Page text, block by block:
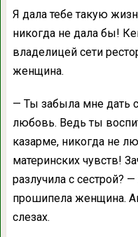
Я дала тебе такую
никогда не дала бы!
владелицей сети
женщина.
— Ты забыла мне дать
любовь. Ведь ты
казарме, никогда не
материнских чувств!
разлучила с сестрой?
прошипела женщина.
слезах.